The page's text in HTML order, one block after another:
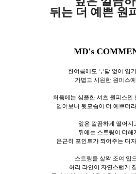
뒤는 더 예쁜 원
MD's
한여름에도 부담 없이 입
가볍고 시원한 원피스예
처음에는 심플한 셔츠 원피스인
입어보니 뒷모습이 더 예쁘더
앞은 깔끔하게 떨어지
뒤에는 스트링이 더해
은근히 포인트가 되어주는 디
스트링을 살짝 조여 입
허리 라인이 자연스럽게